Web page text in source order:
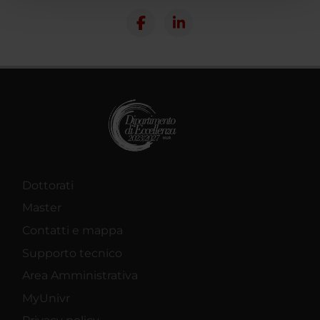
con altre informazioni che hai fornito loro o che hanno
Dottorati
Master
Contatti e mappa
Supporto tecnico
Area Amministrativa
MyUnivr